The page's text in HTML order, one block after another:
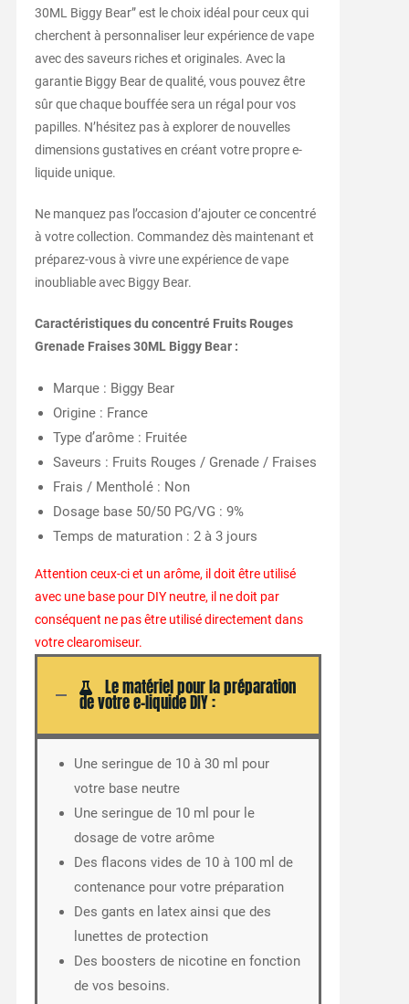
30ML Biggy Bear” est le choix idéal pour ceux qui
cherchent à personnaliser leur expérience de vape
avec des saveurs riches et originales. Avec la
garantie Biggy Bear de qualité, vous pouvez être
sûr que chaque bouffée sera un régal pour vos
papilles. N’hésitez pas à explorer de nouvelles
dimensions gustatives en créant votre propre e-
liquide unique.
Ne manquez pas l’occasion d’ajouter ce concentré
à votre collection. Commandez dès maintenant et
préparez-vous à vivre une expérience de vape
inoubliable avec Biggy Bear.
Caractéristiques du concentré Fruits Rouges
Grenade Fraises 30ML Biggy Bear :
Marque : Biggy Bear
Origine : France
Type d’arôme : Fruitée
Saveurs : Fruits Rouges / Grenade / Fraises
Frais / Mentholé : Non
Dosage base 50/50 PG/VG : 9%
Temps de maturation : 2 à 3 jours
Attention ceux-ci et un arôme, il doit être utilisé
avec une base pour DIY neutre, il ne doit par
conséquent ne pas être utilisé directement dans
votre clearomiseur.
Le matériel pour la préparation
de votre e-liquide DIY :
Une seringue de 10 à 30 ml pour
votre base neutre
Une seringue de 10 ml pour le
dosage de votre arôme
Des flacons vides de 10 à 100 ml de
contenance pour votre préparation
Des gants en latex ainsi que des
lunettes de protection
Des boosters de nicotine en fonction
de vos besoins.